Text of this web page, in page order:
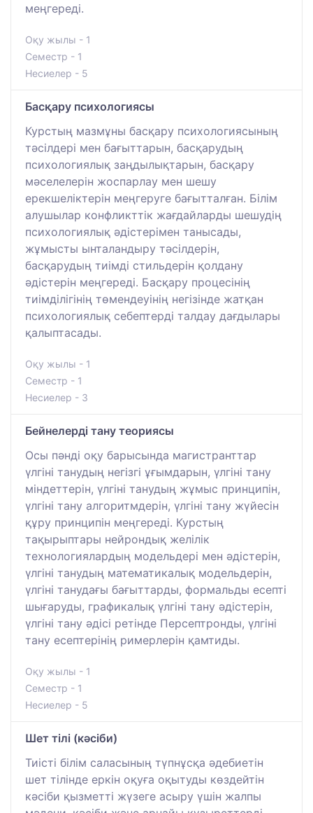
меңгереді.
Оқу жылы - 1
Семестр - 1
Несиелер - 5
Басқару психологиясы
Курстың мазмұны басқару психологиясының
тәсілдері мен бағыттарын, басқарудың
психологиялық заңдылықтарын, басқару
мәселелерін жоспарлау мен шешу
ерекшеліктерін меңгеруге бағытталған. Білім
алушылар конфликттік жағдайларды шешудің
психологиялық әдістерімен танысады,
жұмысты ынталандыру тәсілдерін,
басқарудың тиімді стильдерін қолдану
әдістерін меңгереді. Басқару процесінің
тиімділігінің төмендеуінің негізінде жатқан
психологиялық себептерді талдау дағдылары
қалыптасады.
Оқу жылы - 1
Семестр - 1
Несиелер - 3
Бейнелерді тану теориясы
Осы пәнді оқу барысында магистранттар
үлгіні танудың негізгі ұғымдарын, үлгіні тану
міндеттерін, үлгіні танудың жұмыс принципін,
үлгіні тану алгоритмдерін, үлгіні тану жүйесін
құру принципін меңгереді. Курстың
тақырыптары нейрондық желілік
технологиялардың модельдері мен әдістерін,
үлгіні танудың математикалық модельдерін,
үлгіні танудағы бағыттарды, формальды есепті
шығаруды, графикалық үлгіні тану әдістерін,
үлгіні тану әдісі ретінде Персептронды, үлгіні
тану есептерінің римерлерін қамтиды.
Оқу жылы - 1
Семестр - 1
Несиелер - 5
Шет тілі (кәсіби)
Тиісті білім саласының түпнұсқа әдебиетін
шет тілінде еркін оқуға оқытуды көздейтін
кәсіби қызметті жүзеге асыру үшін жалпы